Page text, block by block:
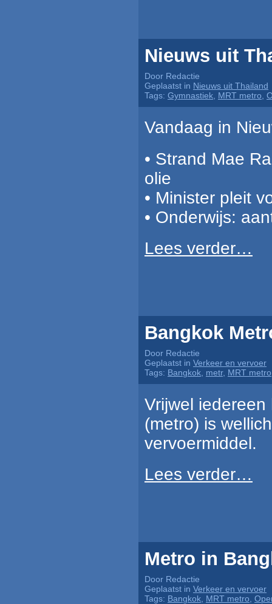
Nieuws uit
Door Redactie
Geplaatst in Nieuws uit Thailand
Tags: Gymnastiek, MRT metro,
Vandaag in
• Strand Mae
olie
• Minister pleit
• Onderwijs:
Lees verder…
Bangkok
Door Redactie
Geplaatst in Verkeer en vervoer
Tags: Bangkok metr, MRT metro
Vrijwel
(metro) is
vervoermiddel.
Lees verder…
Metro in
Door Redactie
Geplaatst in Verkeer en vervoer
Tags: Bangkok MRT metro